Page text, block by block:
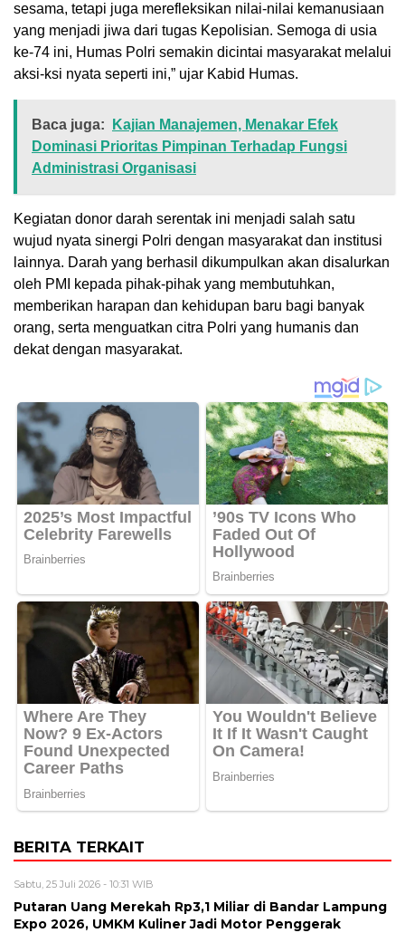
sesama, tetapi juga merefleksikan nilai-nilai kemanusiaan
yang menjadi jiwa dari tugas Kepolisian. Semoga di usia
ke-74 ini, Humas Polri semakin dicintai masyarakat melalui
aksi-ksi nyata seperti ini,” ujar Kabid Humas.
Baca juga:
Kajian Manajemen, Menakar Efek
Dominasi Prioritas Pimpinan Terhadap Fungsi
Administrasi Organisasi
Kegiatan donor darah serentak ini menjadi salah satu
wujud nyata sinergi Polri dengan masyarakat dan institusi
lainnya. Darah yang berhasil dikumpulkan akan disalurkan
oleh PMI kepada pihak-pihak yang membutuhkan,
memberikan harapan dan kehidupan baru bagi banyak
orang, serta menguatkan citra Polri yang humanis dan
dekat dengan masyarakat.
BERITA TERKAIT
Sabtu, 25 Juli 2026 - 10:31 WIB
Putaran Uang Merekah Rp3,1 Miliar di Bandar Lampung
Expo 2026, UMKM Kuliner Jadi Motor Penggerak